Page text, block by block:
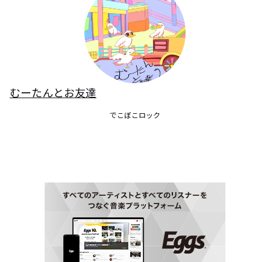
むーたんとお友達
でこぼこロック